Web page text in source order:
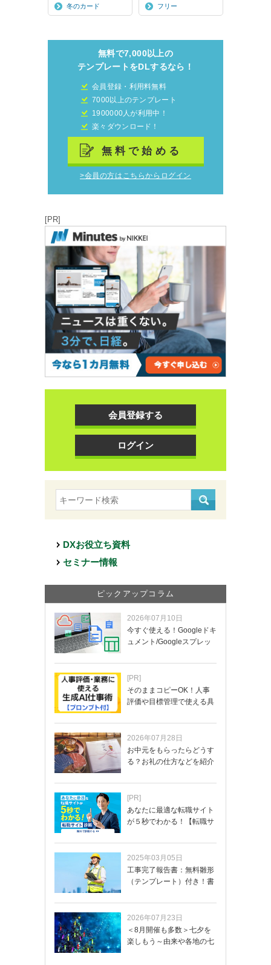
冬のカード フリー
無料で7,000以上の
テンプレートをDLするなら！
会員登録・利用料無料
7000以上のテンプレート
1900000人が利用中！
楽々ダウンロード！
無料で始める
>会員の方はこちらからログイン
[PR]
会員登録する
ログイン
DXお役立ち資料
セミナー情報
ピックアップコラム
2026年07月10日
今すぐ使える！Googleドキ
ュメント/Googleスプレッ
[PR]
そのままコピーOK！人事
評価や目標管理で使える具
2026年07月28日
お中元をもらったらどうす
る？お礼の仕方などを紹介
[PR]
あなたに最適な転職サイト
が５秒でわかる！【転職サ
2025年03月05日
工事完了報告書：無料雛形
（テンプレート）付き！書
2026年07月23日
＜8月開催も多数＞七夕を
楽しもう～由来や各地の七